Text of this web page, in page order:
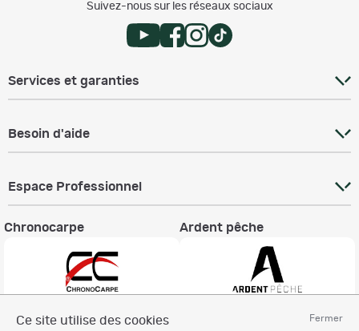
Fermer
Ce site utilise des cookies
Suivez-nous sur les réseaux sociaux
Services et garanties
Besoin d'aide
Espace Professionnel
Chronocarpe Ardent pêche